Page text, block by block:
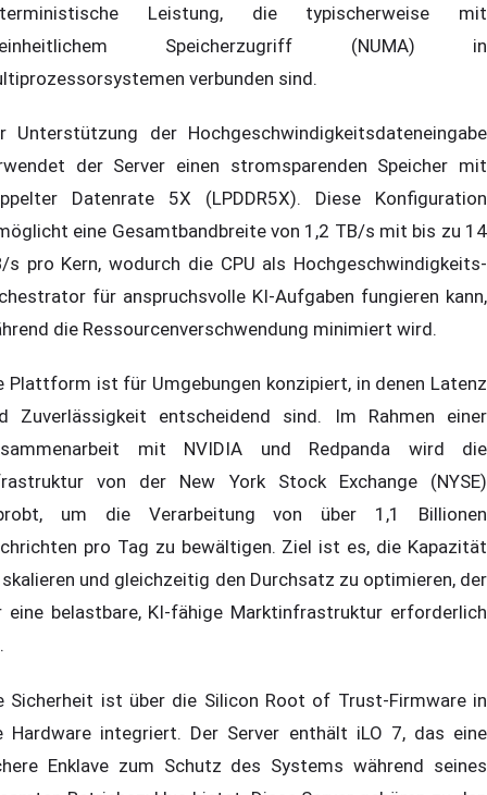
Leistung, die typischerweise mit
Speicherzugriff (NUMA) in
verbunden sind.
Unterstützung der Hochgeschwindigkeitsdateneingabe
der Server einen stromsparenden Speicher mit
Datenrate 5X (LPDDR5X). Diese Konfiguration
eine Gesamtbandbreite von 1,2 TB/s mit bis zu 14
s pro Kern, wodurch die CPU als Hochgeschwindigkeits-
für anspruchsvolle KI-Aufgaben fungieren kann,
die Ressourcenverschwendung minimiert wird.
Plattform ist für Umgebungen konzipiert, in denen Latenz
Zuverlässigkeit entscheidend sind. Im Rahmen einer
mit NVIDIA und Redpanda wird die
von der New York Stock Exchange (NYSE)
um die Verarbeitung von über 1,1 Billionen
pro Tag zu bewältigen. Ziel ist es, die Kapazität
und gleichzeitig den Durchsatz zu optimieren, der
eine belastbare, KI-fähige Marktinfrastruktur erforderlich
Sicherheit ist über die Silicon Root of Trust-Firmware in
Hardware integriert. Der Server enthält iLO 7, das eine
Enklave zum Schutz des Systems während seines